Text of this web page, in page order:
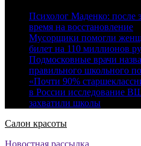
Психолог Маденко: после
время на восстановление
Мусорщики помогли
билет на 110 миллионов
Подмосковные врачи
правильного школьного
«Почти 90%
в России исследование
захватили школы
Салон красоты
Новостная рассылка